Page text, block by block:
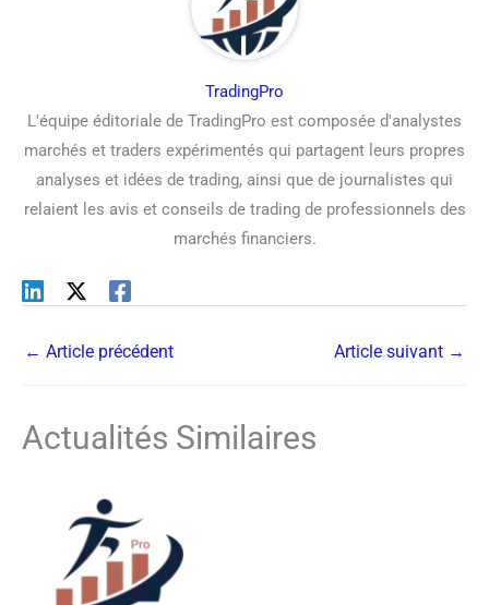
TradingPro
L'équipe éditoriale de TradingPro est composée d'analystes
marchés et traders expérimentés qui partagent leurs propres
analyses et idées de trading, ainsi que de journalistes qui
relaient les avis et conseils de trading de professionnels des
marchés financiers.
← Article précédent Article suivant →
Actualités Similaires